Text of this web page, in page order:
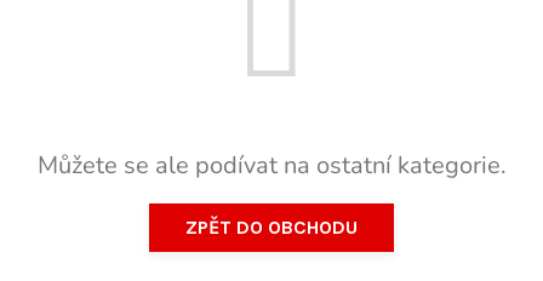
Můžete se ale podívat na ostatní kategorie.
ZPĚT DO OBCHODU